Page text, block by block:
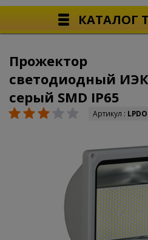
КАТАЛОГ
Прожектор
светодиодный
серый SMD IP65
Артикул :